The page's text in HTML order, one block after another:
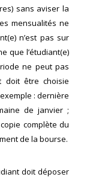
sans aviser la
mensualités ne
n’est pas sur
que l’étudiant(e)
ne peut pas
doit être choisie
: dernière
de janvier ;
complète du
de la bourse.
doit déposer